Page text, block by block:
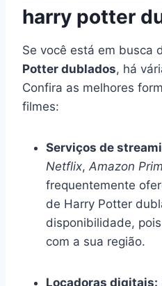
harry potter
Se você está em busca
Potter dublados, há
Confira as melhores
filmes:
Serviços de
Netflix, Amazon
frequentemente
de Harry Potter
disponibilidade,
com a sua região.
Locadoras digitais: